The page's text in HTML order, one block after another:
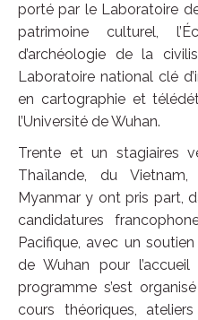
porté par le Laboratoire
patrimoine culturel,
d’archéologie de la
Laboratoire national clé
en cartographie et
l’Université de Wuhan.
Trente et un stagiaires
Thaïlande, du
Myanmar y ont pris part,
candidatures
Pacifique, avec un
de Wuhan pour
programme s’est
cours théoriques,